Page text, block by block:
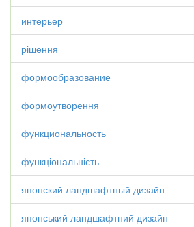
интерьер
рішення
формообразование
формоутворення
функциональность
функціональність
японский ландшафтный дизайн
японський ландшафтний дизайн